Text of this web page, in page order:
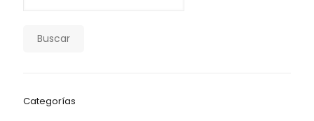
Buscar
Categorías